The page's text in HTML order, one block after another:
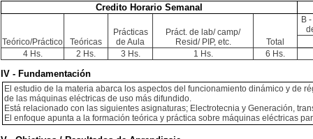
Credito Horario Semanal
Teórico/Práctico Teóricas
Prácticas
de Aula
Práct. de lab/ camp/
Resid/ PIP, etc.
Total
B
4 Hs. 2 Hs. 3 Hs. 1 Hs. 6 Hs.
IV - Fundamentación
El estudio de la materia abarca los aspectos del funcionamiento dinámico y de
de las máquinas eléctricas de uso más difundido.
Está relacionado con las siguientes asignaturas; Electrotecnia y Generación,
El enfoque apunta a la formación teórica y práctica sobre máquinas eléctricas